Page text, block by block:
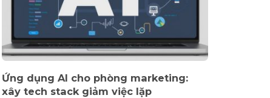
Ứng dụng AI cho phòng marketing:
xây tech stack giảm việc lặp